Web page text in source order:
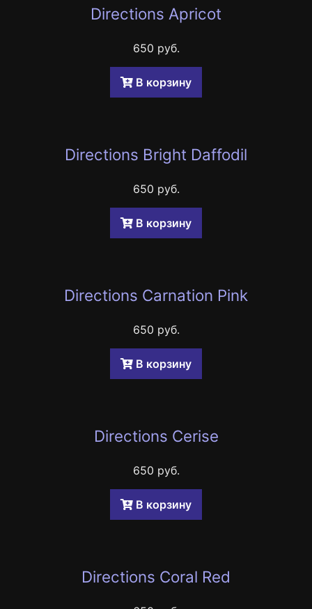
Directions Apricot
650 руб.
B корзину
Directions Bright Daffodil
650 руб.
B корзину
Directions Carnation Pink
650 руб.
B корзину
Directions Cerise
650 руб.
B корзину
Directions Coral Red